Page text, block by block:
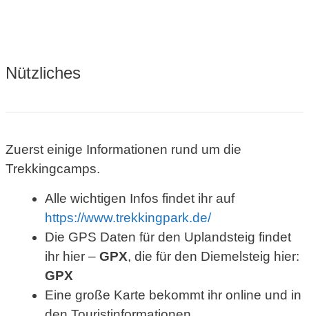
Nützliches
Zuerst einige Informationen rund um die
Trekkingcamps.
Alle wichtigen Infos findet ihr auf
https://www.trekkingpark.de/
Die GPS Daten für den Uplandsteig findet
ihr hier – GPX, die für den Diemelsteig hier:
GPX
Eine große Karte bekommt ihr online und in